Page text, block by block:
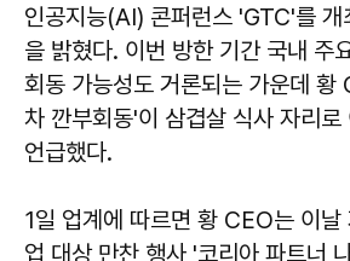
인공지능(AI) 콘퍼런스 'GTC'를 개
을 밝혔다. 이번 방한 기간 국내 주
회동 가능성도 거론되는 가운데 황
차 깐부회동'이 삼겹살 식사 자리
언급했다.
1일 업계에 따르면 황 CEO는 이날
업 대상 만찬 행사 '코리아 파트너